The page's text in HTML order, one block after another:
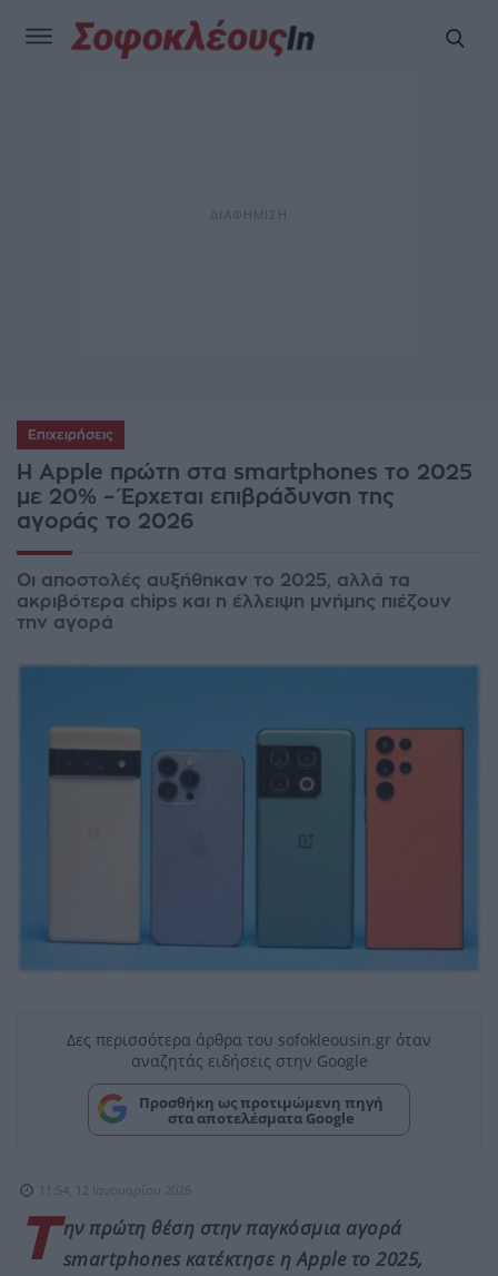
Επιχειρήσεις
Η Apple πρώτη στα smartphones το 2025
με 20% – Έρχεται επιβράδυνση της
αγοράς το 2026
Οι αποστολές αυξήθηκαν το 2025, αλλά τα
ακριβότερα chips και η έλλειψη μνήμης πιέζουν
την αγορά
Δες περισσότερα άρθρα του sofokleousin.gr όταν
αναζητάς ειδήσεις στην Google
Προσθήκη ως προτιμώμενη πηγή
στα αποτελέσματα Google
11:54, 12 Ιανουαρίου 2026
Τ ην πρώτη θέση στην παγκόσμια αγορά
smartphones κατέκτησε η Apple το 2025,